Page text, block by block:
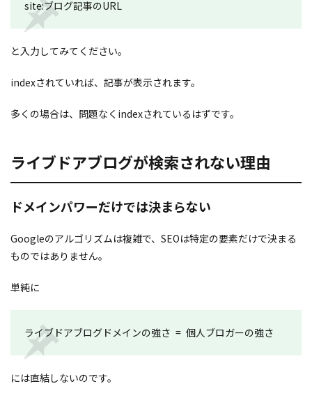
site:ブログ記事のURL
と入力してみてください。
indexされていれば、記事が表示されます。
多くの場合は、問題なくindexされているはずです。
ライブドアブログが検索されない理由
ドメインパワーだけでは決まらない
Googleのアルゴリズムは複雑で、SEOは特定の要素だけで決まる
ものではありません。
単純に
ライブドアブログドメインの強さ = 個人ブロガーの強さ
には直結しないのです。